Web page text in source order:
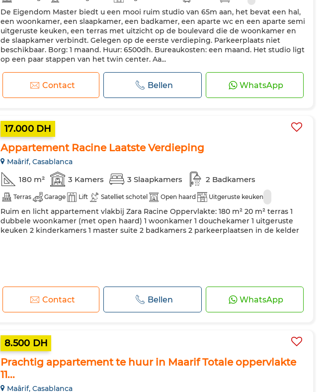
De Eigendom Master biedt u een mooi ruim studio van 65m aan, het bevat een hal,
een woonkamer, een slaapkamer, een badkamer, een aparte wc en een aparte semi
uitgeruste keuken, een terras met uitzicht op de boulevard die de woonkamer en
de slaapkamer verbindt. Gelegen op de eerste verdieping. Parkeerplaats niet
beschikbaar. Borg: 1 maand. Huur: 6500dh. Bureaukosten: een maand. Het studio ligt
op een paar stappen van het twin center. Aa...
Contact Bellen WhatsApp
17.000 DH
Appartement Racine Laatste Verdieping
Maârif, Casablanca
180 m² 3 Kamers 3 Slaapkamers 2 Badkamers
Terras Garage Lift Satelliet schotel Open haard Uitgeruste keuken
Ruim en licht appartement vlakbij Zara Racine Oppervlakte: 180 m² 20 m² terras 1
dubbele woonkamer (met open haard) 1 woonkamer 1 douchekamer 1 uitgeruste
keuken 2 kinderkamers 1 master suite 2 badkamers 2 parkeerplaatsen in de kelder
Contact Bellen WhatsApp
8.500 DH
Prachtig appartement te huur in Maarif Totale oppervlakte
11...
Maârif, Casablanca